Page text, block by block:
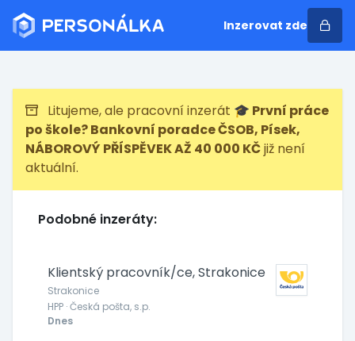
Inzerovat zde
Litujeme, ale pracovní inzerát 🎓 První práce
po škole? Bankovní poradce ČSOB, Písek,
NÁBOROVÝ PŘÍSPĚVEK AŽ 40 000 KČjiž není
aktuální.
Podobné inzeráty:
Klientský pracovník/ce, Strakonice
Strakonice
HPP · Česká pošta, s.p.
Dnes